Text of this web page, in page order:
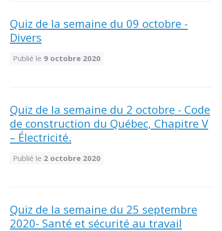
Travaux bénévoles d'électricité
Inondations
Lois et règlements
Condamnations pour exercice illégal
Publications
Partenariats
Le programme d'épargne collectif des fonds
d'investissement CORMEL | SÉCURE
H-Q, Telus et autres partenaires
Dispensateurs de formations
Demande de validation d’un dispensateur
Quiz de la semaine du 09 octobre -
Divers
Publié le 9 octobre 2020
Quiz de la semaine du 2 octobre - Code
de construction du Québec, Chapitre V
– Électricité.
Publié le 2 octobre 2020
Quiz de la semaine du 25 septembre
2020- Santé et sécurité au travail